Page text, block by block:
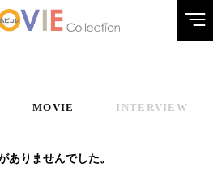
MOVIE INTERVIEW
ありませんでした。